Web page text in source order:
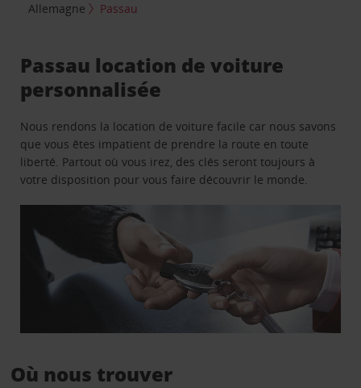
Allemagne
Passau
Passau location de voiture
personnalisée
Nous rendons la location de voiture facile car nous savons
que vous êtes impatient de prendre la route en toute
liberté. Partout où vous irez, des clés seront toujours à
votre disposition pour vous faire découvrir le monde.
Où nous trouver